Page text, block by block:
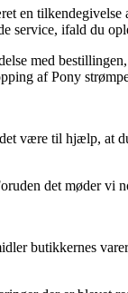
service, ifald du
med
af Pony
være til hjælp, at
det møder
butikkernes